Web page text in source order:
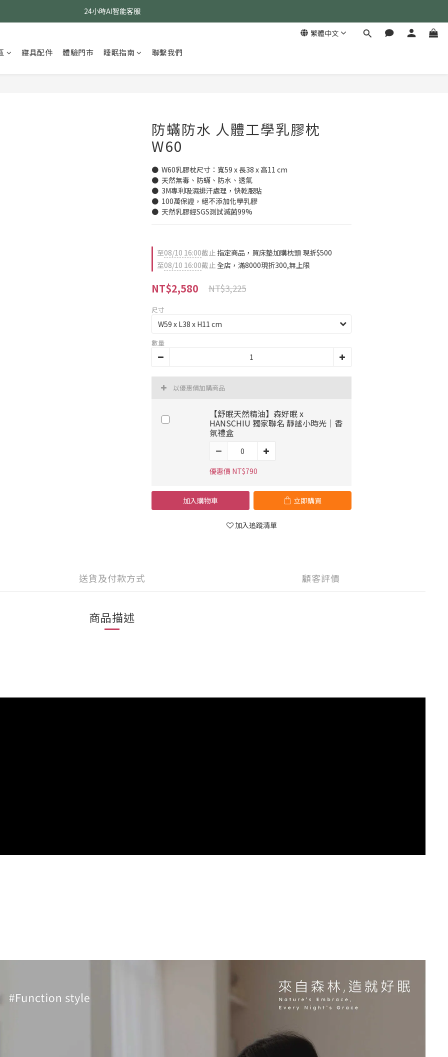
24小時AI智能客服
24小時AI智能客服
24小時AI智能客服
繁體中文
寢具配件 體驗門市 睡眠指南 聯繫我們
防蟎防水 人體工學乳膠枕
W60
●  W60乳膠枕尺寸：寬59 x 長38 x 高11 cm
●  天然無毒、防蟎、防水、透氣
●  3M專利吸濕排汗處理，快乾服貼
●  100萬保證，絕不添加化學乳膠
●  天然乳膠經SGS測試滅菌99%
至08/10 16:00截止 指定商品，買床墊加購枕頭 現折$500
至08/10 16:00截止全店，滿8000現折300,無上限
NT$2,580 NT$3,225
尺寸
數量
以優惠價加購商品
【舒眠天然精油】森好眠 x
HANSCHIU 獨家聯名 靜謐小時光｜香
氛禮盒
優惠價 NT$790
加入購物車 立即購買
加入追蹤清單
送貨及付款方式 顧客評價
商品描述